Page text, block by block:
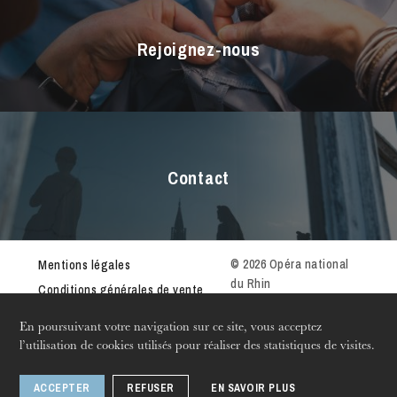
En poursuivant votre navigation sur ce site, vous acceptez
l’utilisation de cookies utilisés pour réaliser des statistiques de visites.
ACCEPTER REFUSER EN SAVOIR PLUS
L’OnR avec vous
Visites de l’Opéra de
Strasbourg
Rejoignez-nous
Contact
Mentions légales
Conditions générales de vente
Catalogue de productions
Newsletter
© 2026 Opéra national
du Rhin